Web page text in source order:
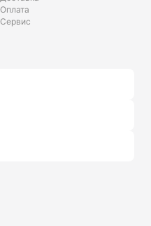
Оплата
Сервис